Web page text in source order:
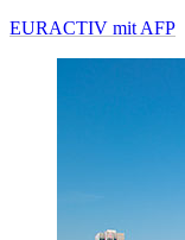
EURACTIV mit AFP